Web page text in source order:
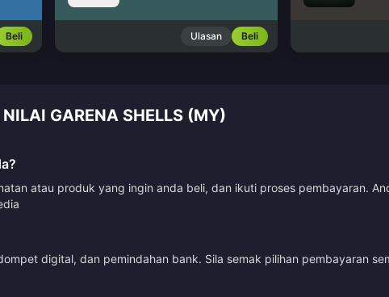
Beli Ulasan Beli
GARENA SHELLS (MY)
atau produk yang ingin anda beli, dan ikuti proses pembayaran.
digital, dan pemindahan bank. Sila semak pilihan pembayaran